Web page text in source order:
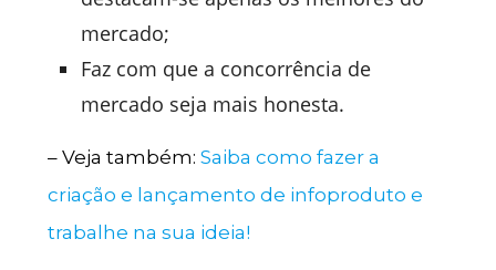
mercado;
Faz com que a concorrência de
mercado seja mais honesta.
– Veja também: Saiba como fazer a
criação e lançamento de infoproduto e
trabalhe na sua ideia!